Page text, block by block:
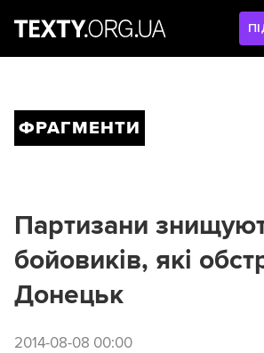
ФРАГМЕНТИ
Партизани
бойовиків, які
Донецьк
2014-08-08 00:00